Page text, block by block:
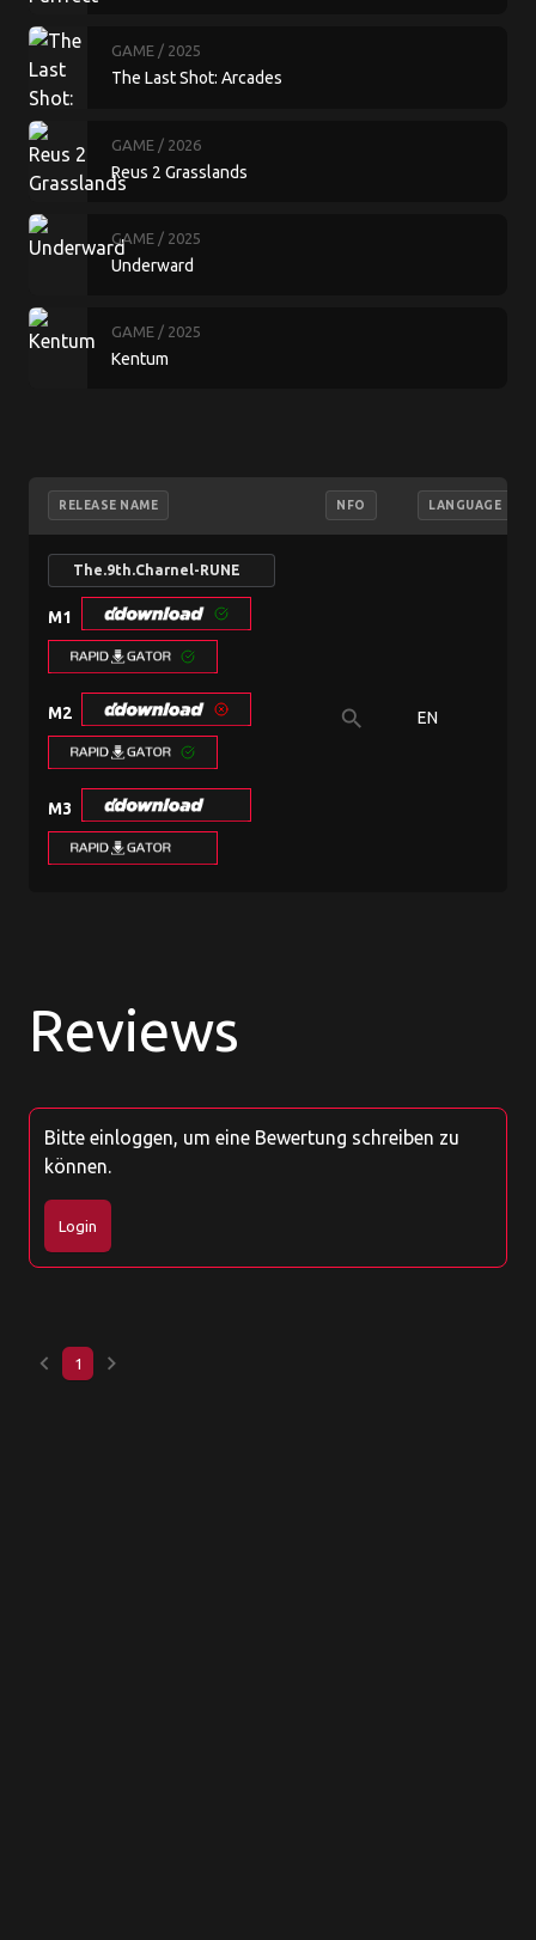
GAME / 2025
The Last Shot: Arcades
GAME / 2026
Reus 2 Grasslands
GAME / 2025
Underward
GAME / 2025
Kentum
RELEASE NAME NFO LANGUAGE
The.9th.Charnel-RUNE
M1
M2
M3
search EN
Reviews
Bitte einloggen, um eine Bewertung schreiben zu
können.
Login
keyboard_arrow_left 1 keyboard_arrow_right